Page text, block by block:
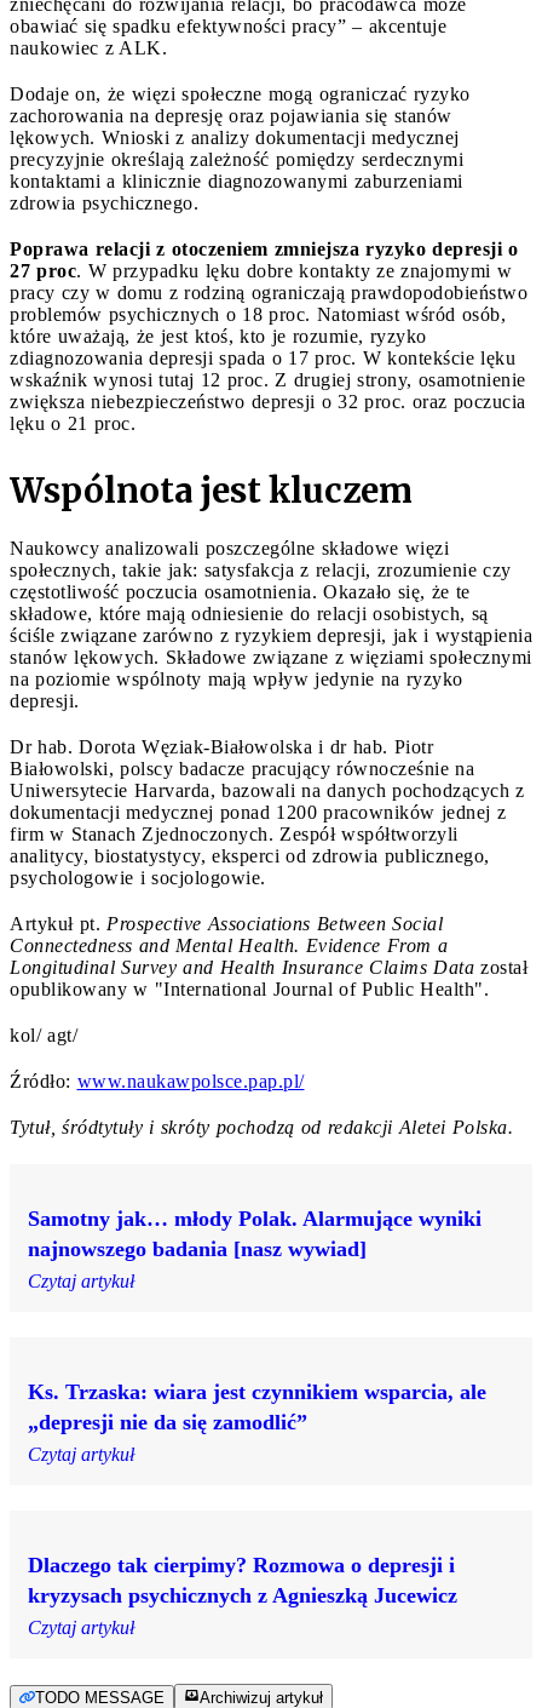
obawiać się spadku efektywności pracy” – akcentuje
naukowiec z ALK.
Dodaje on, że więzi społeczne mogą ograniczać ryzyko
zachorowania na depresję oraz pojawiania się stanów
lękowych. Wnioski z analizy dokumentacji medycznej
precyzyjnie określają zależność pomiędzy serdecznymi
kontaktami a klinicznie diagnozowanymi zaburzeniami
zdrowia psychicznego.
Poprawa relacji z otoczeniem zmniejsza ryzyko depresji o
27 proc. W przypadku lęku dobre kontakty ze znajomymi w
pracy czy w domu z rodziną ograniczają prawdopodobieństwo
problemów psychicznych o 18 proc. Natomiast wśród osób,
które uważają, że jest ktoś, kto je rozumie, ryzyko
zdiagnozowania depresji spada o 17 proc. W kontekście lęku
wskaźnik wynosi tutaj 12 proc. Z drugiej strony, osamotnienie
zwiększa niebezpieczeństwo depresji o 32 proc. oraz poczucia
lęku o 21 proc.
Wspólnota jest kluczem
Naukowcy analizowali poszczególne składowe więzi
społecznych, takie jak: satysfakcja z relacji, zrozumienie czy
częstotliwość poczucia osamotnienia. Okazało się, że te
składowe, które mają odniesienie do relacji osobistych, są
ściśle związane zarówno z ryzykiem depresji, jak i wystąpienia
stanów lękowych. Składowe związane z więziami społecznymi
na poziomie wspólnoty mają wpływ jedynie na ryzyko
depresji.
Dr hab. Dorota Węziak-Białowolska i dr hab. Piotr
Białowolski, polscy badacze pracujący równocześnie na
Uniwersytecie Harvarda, bazowali na danych pochodzących z
dokumentacji medycznej ponad 1200 pracowników jednej z
firm w Stanach Zjednoczonych. Zespół współtworzyli
analitycy, biostatystycy, eksperci od zdrowia publicznego,
psychologowie i socjologowie.
Artykuł pt. Prospective Associations Between Social
Connectedness and Mental Health. Evidence From a
Longitudinal Survey and Health Insurance Claims Data został
opublikowany w "International Journal of Public Health".
kol/ agt/
Źródło: www.naukawpolsce.pap.pl/
Tytuł, śródtytuły i skróty pochodzą od redakcji Aletei Polska.
Samotny jak… młody Polak. Alarmujące wyniki
najnowszego badania [nasz wywiad]
Czytaj artykuł
Ks. Trzaska: wiara jest czynnikiem wsparcia, ale
„depresji nie da się zamodlić”
Czytaj artykuł
Dlaczego tak cierpimy? Rozmowa o depresji i
kryzysach psychicznych z Agnieszką Jucewicz
Czytaj artykuł
TODO MESSAGE Archiwizuj artykuł